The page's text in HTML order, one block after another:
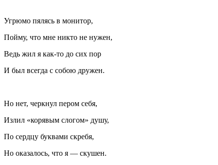
Угрюмо пялясь в монитор,
Пойму, что мне никто не нужен,
Ведь жил я как-то до сих пор
И был всегда с собою дружен.
Но нет, черкнул пером себя,
Излил «корявым слогом» душу,
По сердцу буквами скребя,
Но оказалось, что я — скушен.